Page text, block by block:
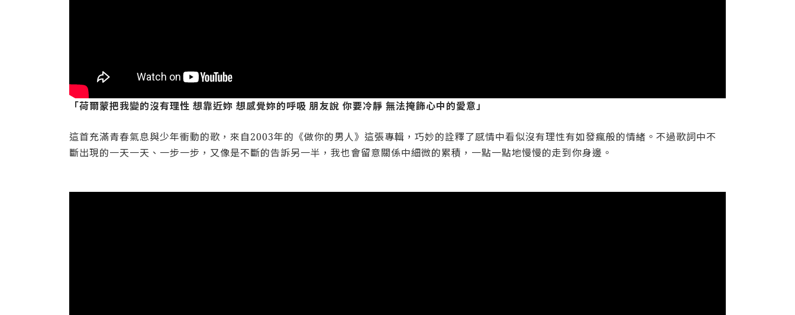
「荷爾蒙把我變的沒有理性 想靠近妳 想感覺妳的呼吸 朋友說 你要冷靜 無法掩飾心中的愛意」
這首充滿青春氣息與少年衝動的歌，來自2003年的《做你的男人》這張專輯，巧妙的詮釋了感情中看似沒有理性有如發瘋般的情緒。不過歌詞中不
斷出現的一天一天、一步一步，又像是不斷的告訴另一半，我也會留意關係中細微的累積，一點一點地慢慢的走到你身邊。